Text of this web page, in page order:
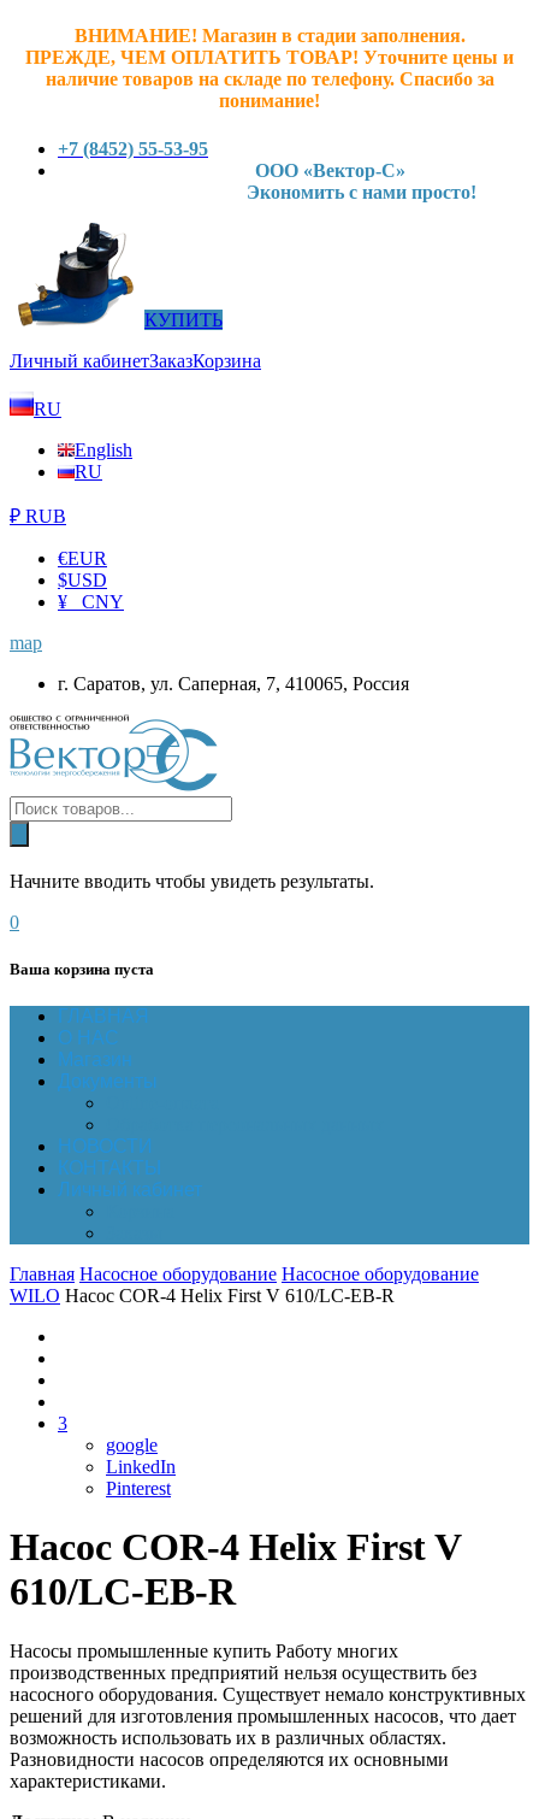
ВНИМАНИЕ! Магазин в стадии заполнения.
ПРЕЖДЕ, ЧЕМ ОПЛАТИТЬ ТОВАР! Уточните цены и
наличие товаров на складе по телефону. Спасибо за
понимание!
+7 (8452) 55-53-95
ООО «Вектор-С»
Экономить с нами просто!
КУПИТЬ
Личный кабинетЗаказКорзина
RU
English
RU
₽ RUB
€EUR
$USD
¥ CNY
map
г. Саратов, ул. Саперная, 7, 410065, Россия
Начните вводить чтобы увидеть результаты.
0
Ваша корзина пуста
ГЛАВНАЯ
О НАС
Магазин
Документы
НОВОСТИ
КОНТАКТЫ
Личный кабинет
Главная Насосное оборудование Насосное оборудование
WILO Насос COR-4 Helix First V 610/LC-EB-R
3
google
LinkedIn
Pinterest
Насос COR-4 Helix First V
610/LC-EB-R
Насосы промышленные купить Работу многих
производственных предприятий нельзя осуществить без
насосного оборудования. Существует немало конструктивных
решений для изготовления промышленных насосов, что дает
возможность использовать их в различных областях.
Разновидности насосов определяются их основными
характеристиками.